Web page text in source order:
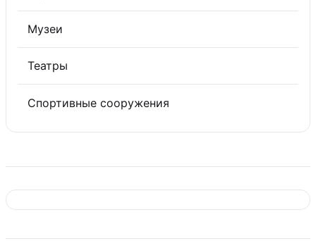
Музеи
Театры
Спортивные сооружения